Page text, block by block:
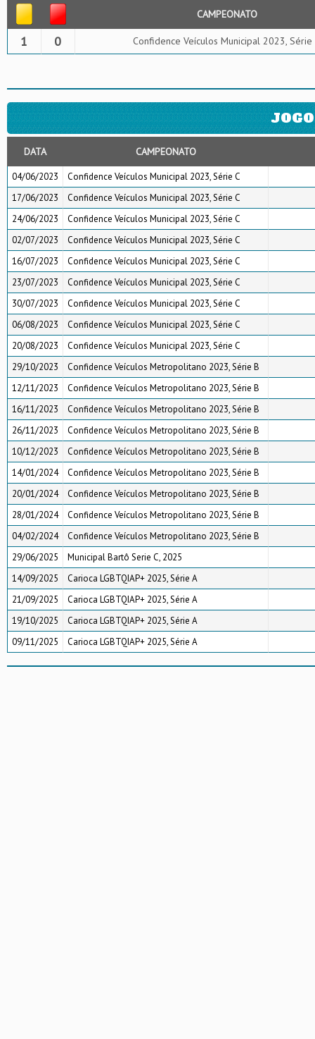
CAMPEONATO
1 0 Confidence Veículos Municipal 2023, Série
DATA CAMPEONATO
04/06/2023
Confidence Veículos Municipal 2023, Série C
17/06/2023
Confidence Veículos Municipal 2023, Série C
24/06/2023
Confidence Veículos Municipal 2023, Série C
02/07/2023
Confidence Veículos Municipal 2023, Série C
16/07/2023
Confidence Veículos Municipal 2023, Série C
23/07/2023
Confidence Veículos Municipal 2023, Série C
30/07/2023
Confidence Veículos Municipal 2023, Série C
06/08/2023
Confidence Veículos Municipal 2023, Série C
20/08/2023
Confidence Veículos Municipal 2023, Série C
29/10/2023
Confidence Veículos Metropolitano 2023, Série B
12/11/2023
Confidence Veículos Metropolitano 2023, Série B
16/11/2023
Confidence Veículos Metropolitano 2023, Série B
26/11/2023
Confidence Veículos Metropolitano 2023, Série B
10/12/2023
Confidence Veículos Metropolitano 2023, Série B
14/01/2024
Confidence Veículos Metropolitano 2023, Série B
20/01/2024
Confidence Veículos Metropolitano 2023, Série B
28/01/2024
Confidence Veículos Metropolitano 2023, Série B
04/02/2024
Confidence Veículos Metropolitano 2023, Série B
29/06/2025
Municipal Bartô Serie C, 2025
14/09/2025
Carioca LGBTQIAP+ 2025, Série A
21/09/2025
Carioca LGBTQIAP+ 2025, Série A
19/10/2025
Carioca LGBTQIAP+ 2025, Série A
09/11/2025
Carioca LGBTQIAP+ 2025, Série A